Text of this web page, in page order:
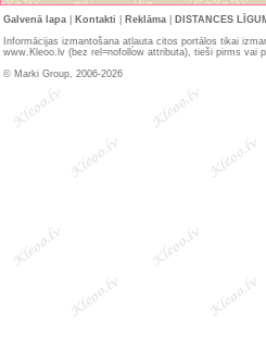
Galvenā lapa Kontakti Reklāma DISTANCES
Informācijas izmantošana atļauta citos portālos tikai
www.Kleoo.lv (bez rel=nofollow attributa), tieši pirms vai
© Marki Group, 2006-2026